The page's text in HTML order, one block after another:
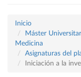
Inicio
Máster
Medicina
Asignaturas del
Iniciación a la